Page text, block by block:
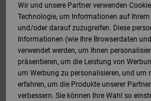
KLEIDUNG
KINDER
SKATE
SNOW
KINDER
Retouren
Bezahlung
Wir und unsere Partner verwenden
Technologie, um Informationen auf Ihrem
und/oder darauf zuzugreifen. Diese
Informationen (wie Ihre Browserdaten
verwendet werden, um Ihnen
präsentieren, um die Leistung von
um Werbung zu personalisieren, und um
erfahren, um die Produkte unserer
verbessern. Sie können Ihre Wahl so